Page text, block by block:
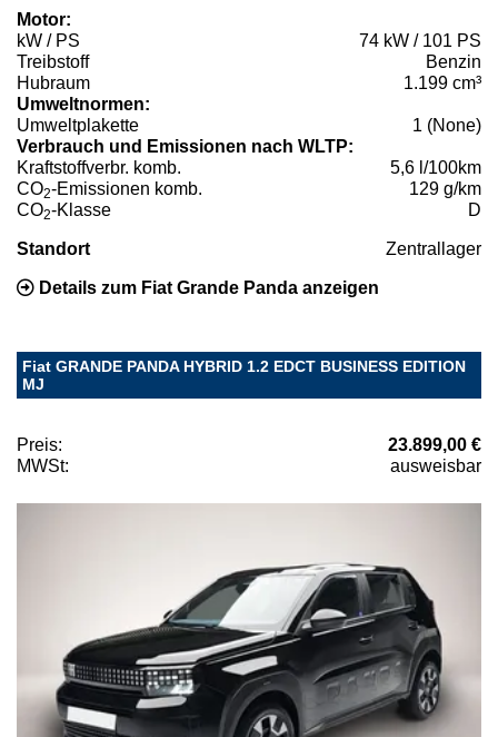
Motor:
kW / PS
74 kW / 101 PS
Treibstoff
Benzin
Hubraum
1.199 cm³
Umweltnormen:
Umweltplakette
1 (None)
Verbrauch und Emissionen nach WLTP:
Kraftstoffverbr. komb.
5,6 l/100km
CO2-Emissionen komb.
129 g/km
CO2-Klasse D
Standort Zentrallager
Details zum Fiat Grande Panda anzeigen
Fiat GRANDE PANDA HYBRID 1.2 EDCT BUSINESS EDITION
MJ
Preis:
23.899,00 €
MWSt:
ausweisbar